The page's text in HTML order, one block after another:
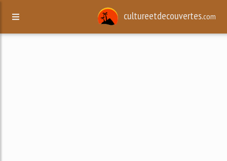
cultureetdecouvertes.com